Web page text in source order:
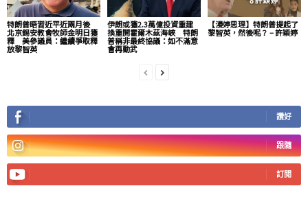
特朗普晤習近平近兩月後
北京錫安教會牧師金明日獲
釋 美參議員：繼續爭取釋
放黎智英
伊朗或獲2.3萬億投資重建
換重開霍爾木茲海峽 特朗
普稱非最終協議：如不滿意
會再動武
【漫婷思理】特朗普提起了
黎智英，然後呢？ – 許穎婷
讚好
跟隨
訂閱